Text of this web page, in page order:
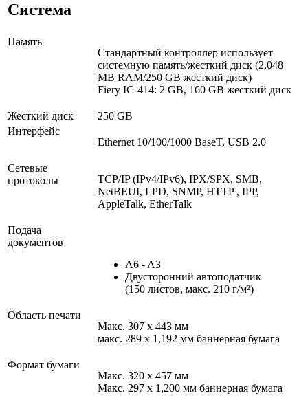
Система
Память
Стандартный контроллер использует
системную память/жесткий диск (2,048
MB RAM/250 GB жесткий диск)
Fiery IC-414: 2 GB, 160 GB жесткий диск
Жесткий диск
250 GB
Интерфейс
Ethernet 10/100/1000 BaseT, USB 2.0
Сетевые
протоколы
TCP/IP (IPv4/IPv6), IPX/SPX, SMB,
NetBEUI, LPD, SNMP, HTTP , IPP,
AppleTalk, EtherTalk
Подача
документов
A6 - A3
Двусторонний автоподатчик
(150 листов, макс. 210 г/м²)
Область печати
Макс. 307 x 443 мм
макс. 289 x 1,192 мм баннерная бумага
Формат бумаги
Макс. 320 x 457 мм
Макс. 297 x 1,200 мм баннерная бумага